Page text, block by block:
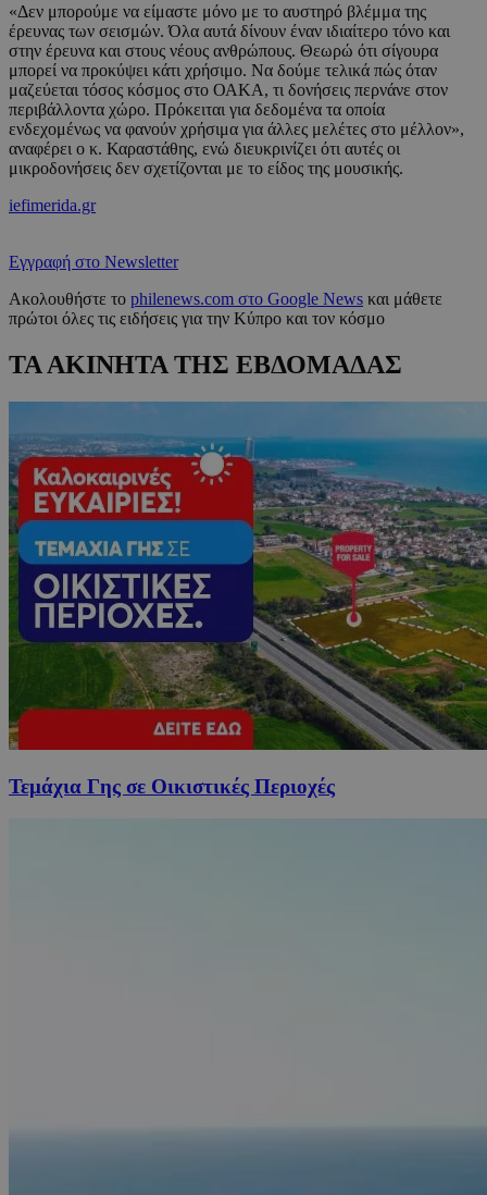
«Δεν μπορούμε να είμαστε μόνο με το αυστηρό βλέμμα της
έρευνας των σεισμών. Όλα αυτά δίνουν έναν ιδιαίτερο τόνο και
στην έρευνα και στους νέους ανθρώπους. Θεωρώ ότι σίγουρα
μπορεί να προκύψει κάτι χρήσιμο. Να δούμε τελικά πώς όταν
μαζεύεται τόσος κόσμος στο ΟΑΚΑ, τι δονήσεις περνάνε στον
περιβάλλοντα χώρο. Πρόκειται για δεδομένα τα οποία
ενδεχομένως να φανούν χρήσιμα για άλλες μελέτες στο μέλλον»,
αναφέρει ο κ. Καραστάθης, ενώ διευκρινίζει ότι αυτές οι
μικροδονήσεις δεν σχετίζονται με το είδος της μουσικής.
iefimerida.gr
Εγγραφή στο Newsletter
Ακολουθήστε το philenews.com στο Google News και μάθετε
πρώτοι όλες τις ειδήσεις για την Κύπρο και τον κόσμο
ΤΑ ΑΚΙΝΗΤΑ ΤΗΣ ΕΒΔΟΜΑΔΑΣ
Τεμάχια Γης σε Οικιστικές Περιοχές